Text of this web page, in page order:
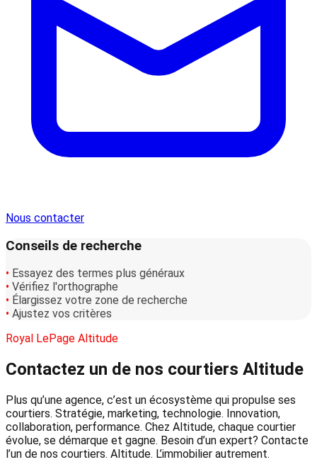
Nous contacter
Conseils de recherche
• Essayez des termes plus généraux
• Vérifiez l'orthographe
• Élargissez votre zone de recherche
• Ajustez vos critères
Royal LePage Altitude
Contactez un de nos courtiers Altitude
Plus qu’une agence, c’est un écosystème qui propulse ses
courtiers. Stratégie, marketing, technologie. Innovation,
collaboration, performance. Chez Altitude, chaque courtier
évolue, se démarque et gagne. Besoin d’un expert? Contacte
l’un de nos courtiers. Altitude. L’immobilier autrement.